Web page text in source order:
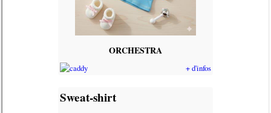
ORCHESTRA
+ d'infos
Sweat-shirt